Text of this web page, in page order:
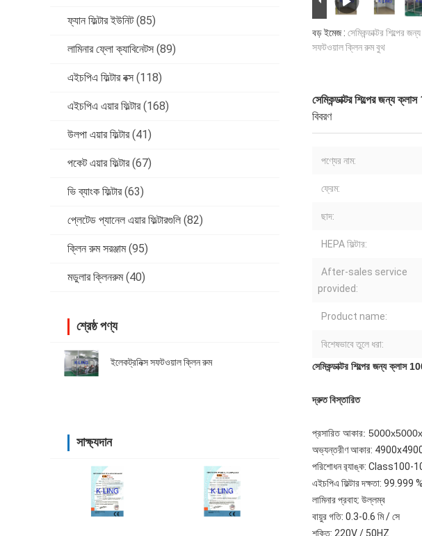
ফ্যান ফিল্টার ইউনিট (85)
লামিনার ফ্লো ক্যাবিনেটস (89)
এইচপিএ ফিল্টার বক্স (118)
এইচপিএ এয়ার ফিল্টার (168)
উলপা এয়ার ফিল্টার (41)
পকেট এয়ার ফিল্টার (67)
ভি ব্যাংক ফিল্টার (63)
প্লেটেড প্যানেল এয়ার ফিল্টারগুলি (82)
ক্লিন রুম সরঞ্জাম (95)
মডুলার ক্লিনরুম (40)
শ্রেষ্ঠ পণ্য
ইলেকট্রনিক্স সফটওয়াল ক্লিন রুম
সাক্ষ্যদান
বড় ইমেজ : সেমিকন্ডাক্টর শিল্পের
সফটওয়াল ক্লিন রুম বুথ
সেমিকন্ডাক্টর শিল্পের জন্য
বিবরণ
পণ্যের নাম:
ফ্রেম:
ছাদ:
HEPA ফিল্টার:
After-sales service
provided:
Product name:
বিশেষভাবে তুলে ধরা:
সেমিকন্ডাক্টর শিল্পের জন্য ক্লাস
দ্রুত বিস্তারিত
প্রসারিত আকার:
অভ্যন্তরীণ আকার:
পরিশোধন র‌্যাঙ্ক: Class100-
এইচপিএ ফিল্টার দক্ষতা:
লামিনার প্রবাহ: উল্লম্ব
বায়ুর গতি: 0.3-0.6 মি / সে
শক্তি: 220V / 50HZ